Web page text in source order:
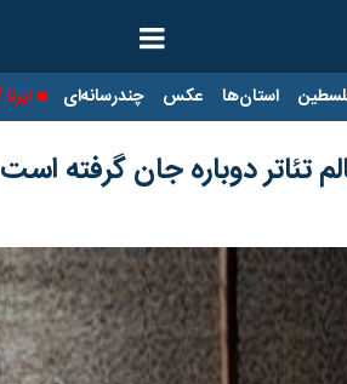
استان‌ها عکس چندرسانه‌ای ایرنا TV
تئاتر دوباره جان گرفته است